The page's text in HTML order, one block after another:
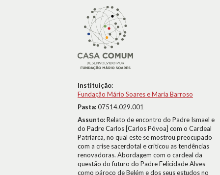
Instituição:
Fundação Mário Soares e Maria Barroso
Pasta:07514.029.001
Assunto:Relato de encontro do Padre Ismael e
do Padre Carlos [Carlos Póvoa] com o Cardeal
Patriarca, no qual este se mostrou preocupado
com a crise sacerdotal e criticou as tendências
renovadoras. Abordagem com o cardeal da
questão do futuro do Padre Felicidade Alves
como pároco de Belém e dos seus estudos no